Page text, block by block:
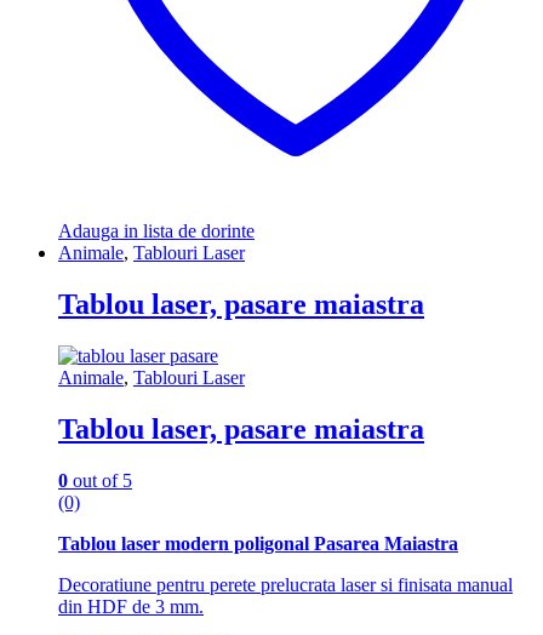
Adauga in lista de dorinte
Animale, Tablouri Laser
Tablou laser, pasare maiastra
Animale, Tablouri Laser
Tablou laser, pasare maiastra
0 out of 5
(0)
Tablou laser modern poligonal Pasarea Maiastra
Decoratiune pentru perete prelucrata laser si finisata manual
din HDF de 3 mm.